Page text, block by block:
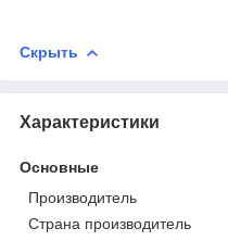
Скрыть
Характеристики
Основные
Производитель
Страна производитель